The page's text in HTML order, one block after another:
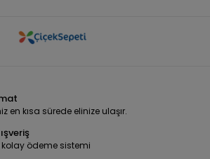
en kısa sürede elinize ulaşır.
kolay ödeme sistemi